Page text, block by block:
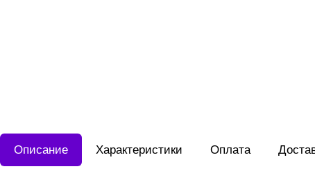
Описание Характеристики Оплата